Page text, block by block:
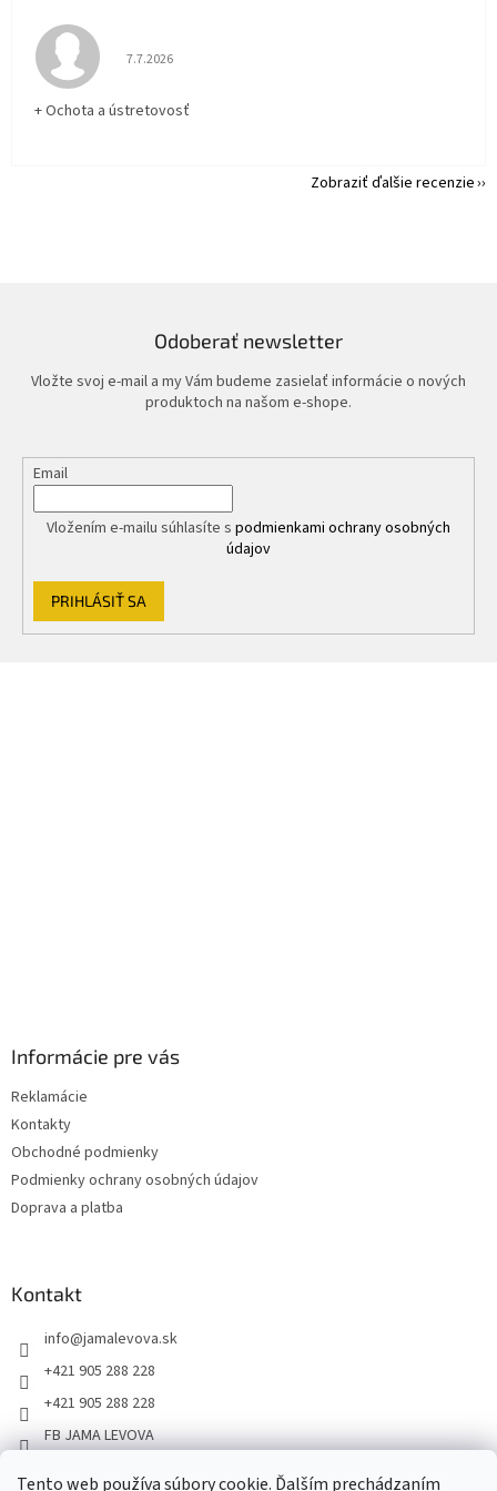
Tento web používa súbory cookie. Ďalším prechádzaním
Hodnotenie obchodu je 5 z 5 hviezdičiek.
7.7.2026
+ Ochota a ústretovosť
Zobraziť ďalšie recenzie
Odoberať newsletter
Vložte svoj e-mail a my Vám budeme zasielať informácie o nových
produktoch na našom e-shope.
Email
Vložením e-mailu súhlasíte s podmienkami ochrany osobných
údajov
PRIHLÁSIŤ SA
Informácie pre vás
Reklamácie
Kontakty
Obchodné podmienky
Podmienky ochrany osobných údajov
Doprava a platba
Kontakt
info@jamalevova.sk
+421 905 288 228
+421 905 288 228
FB JAMA LEVOVA